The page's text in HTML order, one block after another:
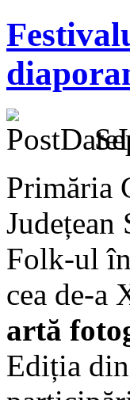
Primăria
Folk-ul
cea de-a
artă
Ediția